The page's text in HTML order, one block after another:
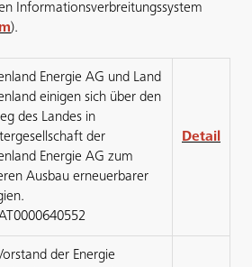
Informationsverbreitungssystem
).
Energie AG und Land
einigen sich über den
des Landes in
der
Energie AG zum
Ausbau erneuerbarer
Detail
der Energie